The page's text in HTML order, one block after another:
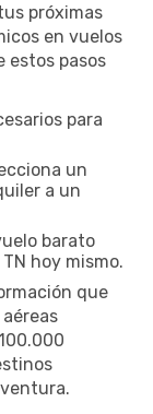
próximas
en vuelos
estos pasos
para
un
a un
barato
hoy mismo.
que